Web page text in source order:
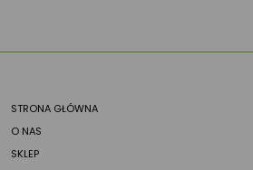
STRONA GŁÓWNA
O NAS
SKLEP